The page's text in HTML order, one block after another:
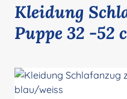
Kleidung
Puppe 32 -52